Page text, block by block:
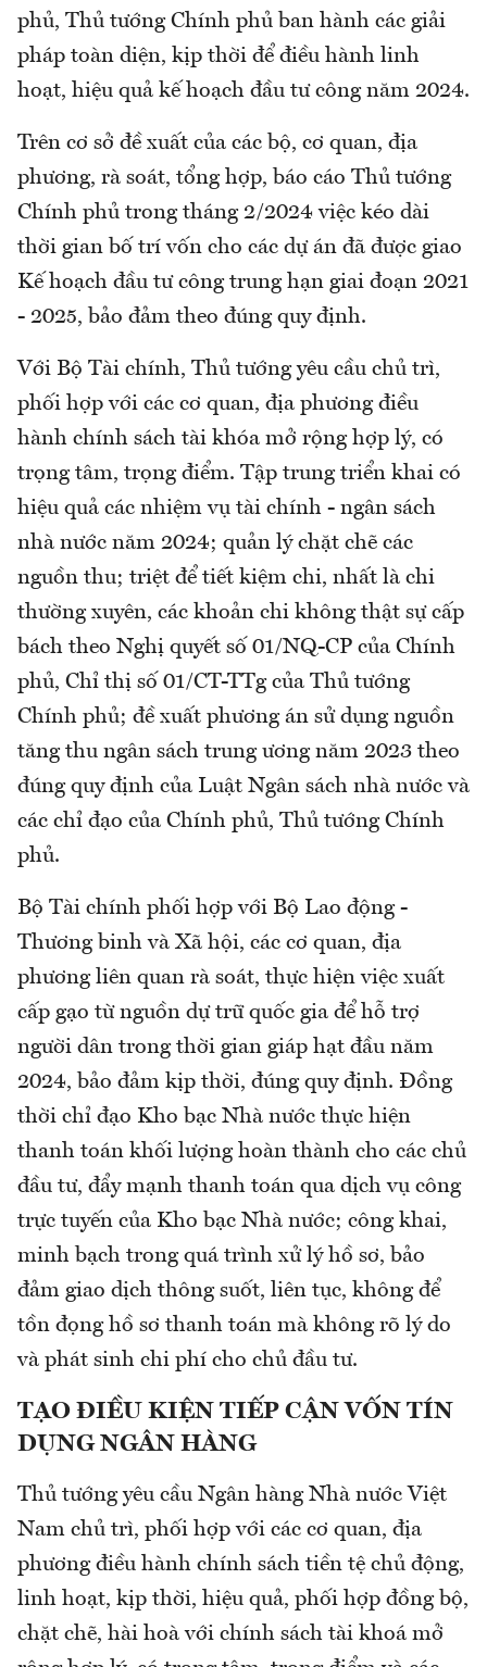
phủ, Thủ tướng Chính phủ ban hành các giải
pháp toàn diện, kịp thời để điều hành linh
hoạt, hiệu quả kế hoạch đầu tư công năm 2024.
Trên cơ sở đề xuất của các bộ, cơ quan, địa
phương, rà soát, tổng hợp, báo cáo Thủ tướng
Chính phủ trong tháng 2/2024 việc kéo dài
thời gian bố trí vốn cho các dự án đã được giao
Kế hoạch đầu tư công trung hạn giai đoạn 2021
- 2025, bảo đảm theo đúng quy định.
Với Bộ Tài chính, Thủ tướng yêu cầu chủ trì,
phối hợp với các cơ quan, địa phương điều
hành chính sách tài khóa mở rộng hợp lý, có
trọng tâm, trọng điểm. Tập trung triển khai có
hiệu quả các nhiệm vụ tài chính - ngân sách
nhà nước năm 2024; quản lý chặt chẽ các
nguồn thu; triệt để tiết kiệm chi, nhất là chi
thường xuyên, các khoản chi không thật sự cấp
bách theo Nghị quyết số 01/NQ-CP của Chính
phủ, Chỉ thị số 01/CT-TTg của Thủ tướng
Chính phủ; đề xuất phương án sử dụng nguồn
tăng thu ngân sách trung ương năm 2023 theo
đúng quy định của Luật Ngân sách nhà nước và
các chỉ đạo của Chính phủ, Thủ tướng Chính
phủ.
Bộ Tài chính phối hợp với Bộ Lao động -
Thương binh và Xã hội, các cơ quan, địa
phương liên quan rà soát, thực hiện việc xuất
cấp gạo từ nguồn dự trữ quốc gia để hỗ trợ
người dân trong thời gian giáp hạt đầu năm
2024, bảo đảm kịp thời, đúng quy định. Đồng
thời chỉ đạo Kho bạc Nhà nước thực hiện
thanh toán khối lượng hoàn thành cho các chủ
đầu tư, đẩy mạnh thanh toán qua dịch vụ công
trực tuyến của Kho bạc Nhà nước; công khai,
minh bạch trong quá trình xử lý hồ sơ, bảo
đảm giao dịch thông suốt, liên tục, không để
tồn đọng hồ sơ thanh toán mà không rõ lý do
và phát sinh chi phí cho chủ đầu tư.
TẠO ĐIỀU KIỆN TIẾP CẬN VỐN TÍN
DỤNG NGÂN HÀNG
Thủ tướng yêu cầu Ngân hàng Nhà nước Việt
Nam chủ trì, phối hợp với các cơ quan, địa
phương điều hành chính sách tiền tệ chủ động,
linh hoạt, kịp thời, hiệu quả, phối hợp đồng bộ,
chặt chẽ, hài hoà với chính sách tài khoá mở